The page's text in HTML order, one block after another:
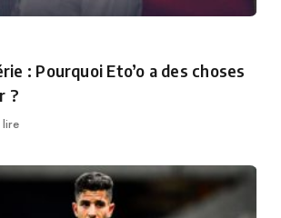
: Pourquoi Eto’o a des choses
?
lire